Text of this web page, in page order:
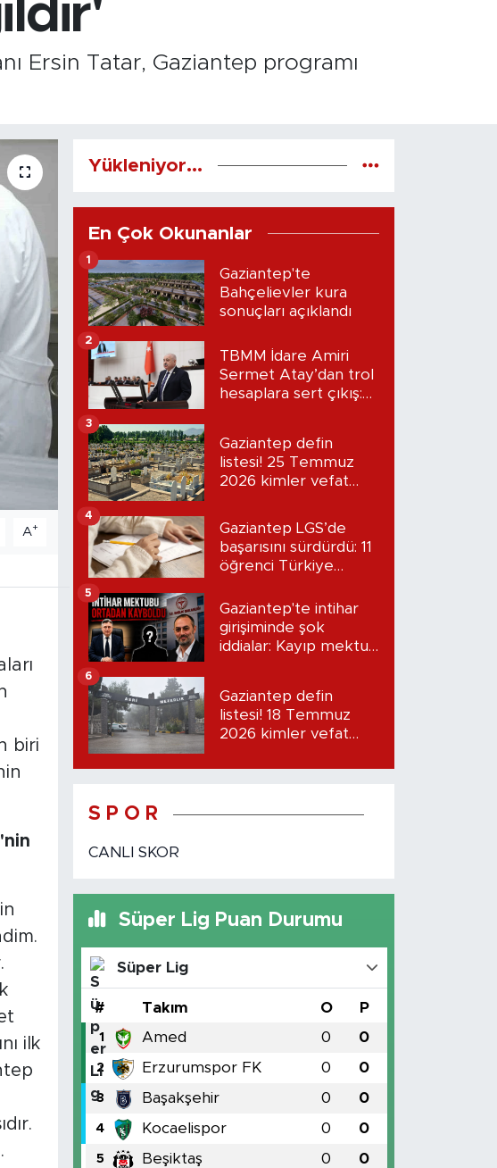
Ersin Tatar, Gaziantep programı
A+
biri
ilk
Yükleniyor...
En Çok Okunanlar
Gaziantep'te
Bahçelievler kura
sonuçları açıklandı
1
TBMM İdare Amiri
Sermet Atay’dan trol
hesaplara sert çıkış:
2
Gaziantep defin
listesi! 25 Temmuz
2026 kimler vefat
3
Gaziantep LGS’de
başarısını sürdürdü: 11
öğrenci Türkiye
4
Gaziantep'te intihar
girişiminde şok
iddialar: Kayıp mektup
5
Gaziantep defin
listesi! 18 Temmuz
2026 kimler vefat
6
S P O R
CANLI SKOR
Süper Lig Puan Durumu
Süper Lig
# Takım O P
1 Amed 0 0
2 Erzurumspor FK 0 0
3 Başakşehir 0 0
4 Kocaelispor 0 0
5 Beşiktaş 0 0